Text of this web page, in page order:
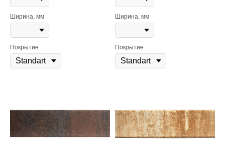
Ширина, мм
Покрытие
Ширина, мм
Покрытие